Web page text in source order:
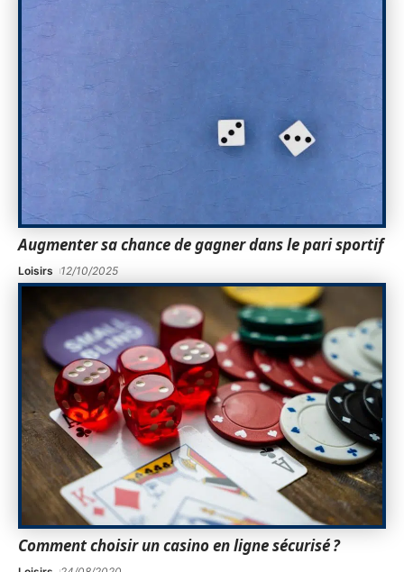
Augmenter sa chance de gagner dans le pari sportif
Loisirs 12/10/2025
Comment choisir un casino en ligne sécurisé ?